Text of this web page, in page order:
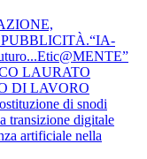
LAURATO
DI LAVORO
di snodi
transizione digitale
artificiale nella